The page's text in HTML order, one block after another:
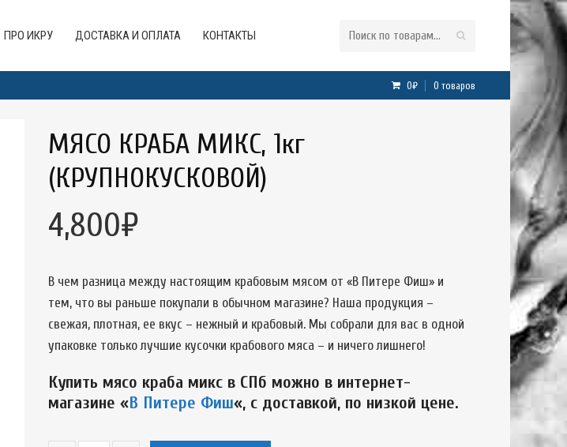
ПРО ИКРУ ДОСТАВКА И ОПЛАТА КОНТАКТЫ
0₽ 0 товаров
МЯСО КРАБА МИКС, 1кг
(КРУПНОКУСКОВОЙ)
4,800₽
В чем разница между настоящим крабовым мясом от «В Питере Фиш» и
тем, что вы раньше покупали в обычном магазине? Наша продукция –
свежая, плотная, ее вкус – нежный и крабовый. Мы собрали для вас в одной
упаковке только лучшие кусочки крабового мяса – и ничего лишнего!
Купить мясо краба микс в СПб можно в интернет-
магазине «В Питере Фиш«, с доставкой, по низкой цене.